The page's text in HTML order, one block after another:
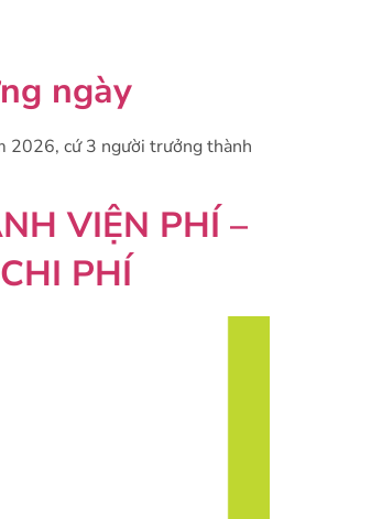
ngày
2026, cứ 3 người trưởng thành
VIỆN PHÍ –
PHÍ